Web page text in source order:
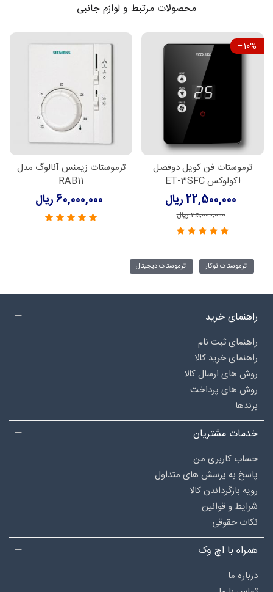
محصولات مرتبط و لوازم جانبی
‎−10%
ترموستات فن کویل دوفصل
اکولوکس ET-3SFC
22,500,000 ریال
25,000,000 ریال
ترموستات زیمنس آنالوگ مدل
RAB11
60,000,000 ریال
ترموستات توکار ترموستات دیجیتال
راهنمای خرید
راهنمای ثبت نام
راهنمای خرید کالا
روش های ارسال کالا
روش های پرداخت
برندها
خدمات مشتریان
حساب کاربری من
پاسخ به پرسش های متداول
رویه بازگرداندن کالا
شرایط و قوانین
نکات حقوقی
همراه با اچ وک
درباره‌ ما